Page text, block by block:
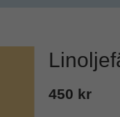
450 kr